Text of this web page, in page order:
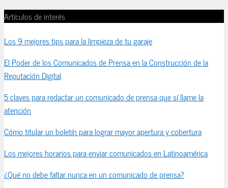
Artículos de interés
Los 9 mejores tips para la limpieza de tu garaje
El Poder de los Comunicados de Prensa en la Construcción de la
Reputación Digital
5 claves para redactar un comunicado de prensa que sí llame la
atención
Cómo titular un boletín para lograr mayor apertura y cobertura
Los mejores horarios para enviar comunicados en Latinoamérica
¿Qué no debe faltar nunca en un comunicado de prensa?